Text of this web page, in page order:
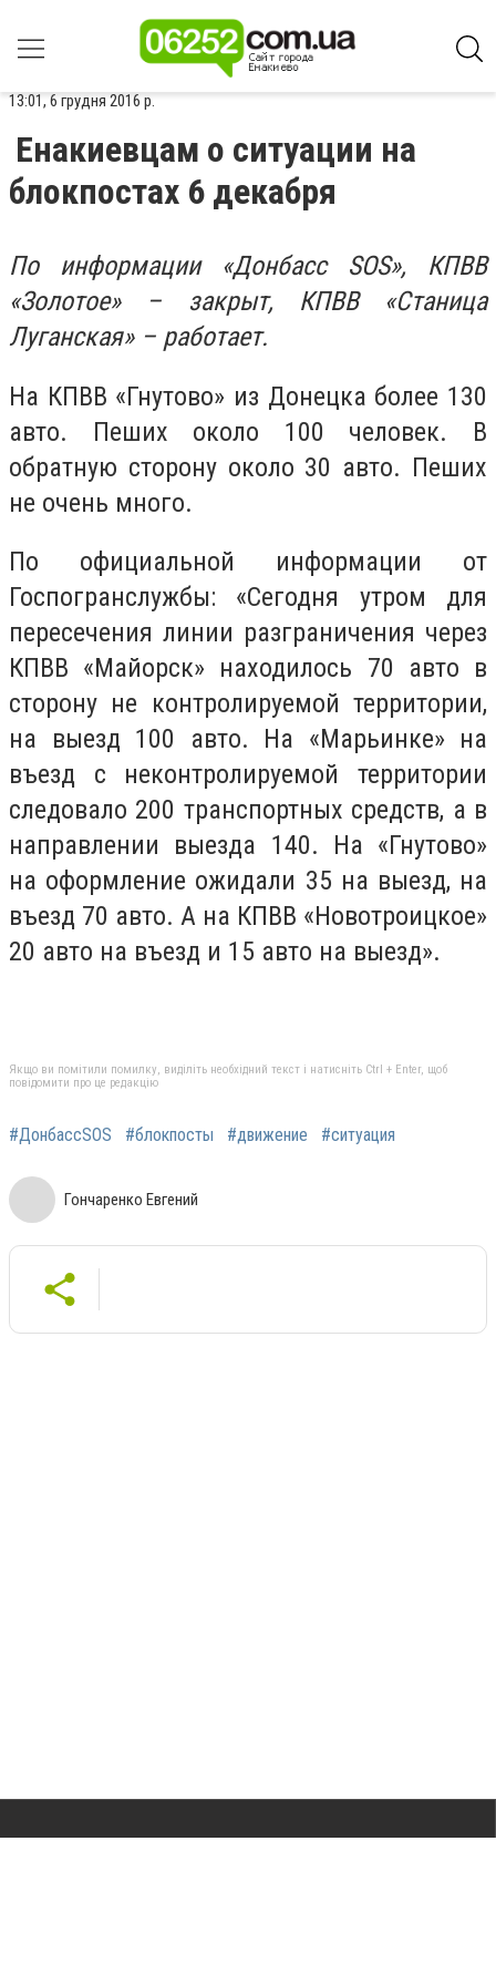
13:01, 6 грудня 2016 р.
Енакиевцам о ситуации на
блокпостах 6 декабря
По информации «Донбасс SOS», КПВВ
«Золотое» – закрыт, КПВВ «Станица
Луганская» – работает.
На КПВВ «Гнутово» из Донецка более 130
авто. Пеших около 100 человек. В
обратную сторону около 30 авто. Пеших
не очень много.
По официальной информации от
Госпогранслужбы: «Сегодня утром для
пересечения линии разграничения через
КПВВ «Майорск» находилось 70 авто в
сторону не контролируемой территории,
на выезд 100 авто. На «Марьинке» на
въезд с неконтролируемой территории
следовало 200 транспортных средств, а в
направлении выезда 140. На «Гнутово»
на оформление ожидали 35 на выезд, на
въезд 70 авто. А на КПВВ «Новотроицкое»
20 авто на въезд и 15 авто на выезд».
Якщо ви помітили помилку, виділіть необхідний текст і натисніть Ctrl + Enter, щоб
повідомити про це редакцію
#ДонбассSOS #блокпосты #движение #ситуация
Гончаренко Евгений